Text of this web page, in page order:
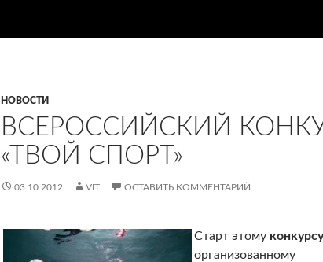
НОВОСТИ
ВСЕРОССИЙСКИЙ
«ТВОЙ СПОРТ»
03.10.2012 VIT ОСТАВИТЬ КОММЕНТАРИЙ
Старт этому конкурсу
организованному